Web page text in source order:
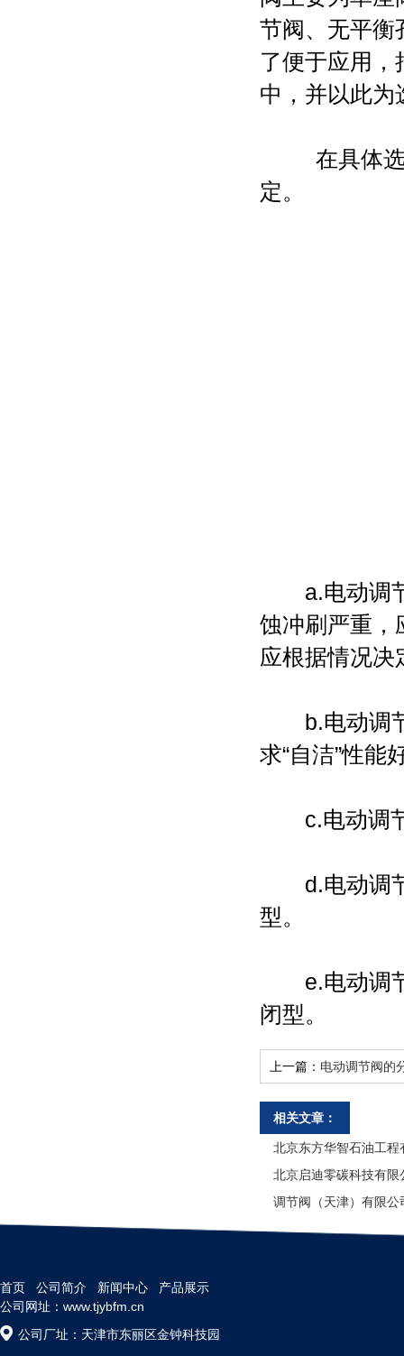
节阀、无平衡
了便于应用，
中，并以此为
在具体选
定。
a.电动调节
蚀冲刷严重，
应根据情况决
b.电动调节
求“自洁”性能
c.电动调节
d.电动调节
型。
e.电动调节
闭型。
上一篇： 电动调节阀的
相关文章：
北京东方华智石油工程
北京启迪零碳科技有限
调节阀（天津）有限公
首页 公司简介 新闻中心
产品展示
公司网址：www.tjybfm.cn
公司厂址：天津市东丽区金钟科技园